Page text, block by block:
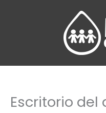
Escritorio del